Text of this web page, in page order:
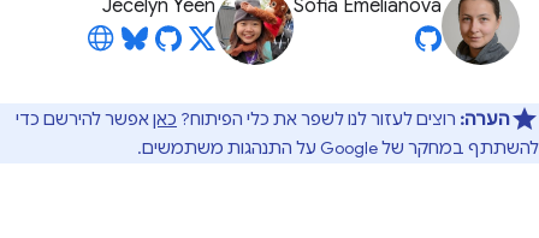
Sofia Emelianova
Jecelyn Yeen
הערה: רוצים לעזור לנו לשפר את כלי הפיתוח? כאןאפשר להירשם כדי
להשתתף במחקר של Google על התנהגות משתמשים.